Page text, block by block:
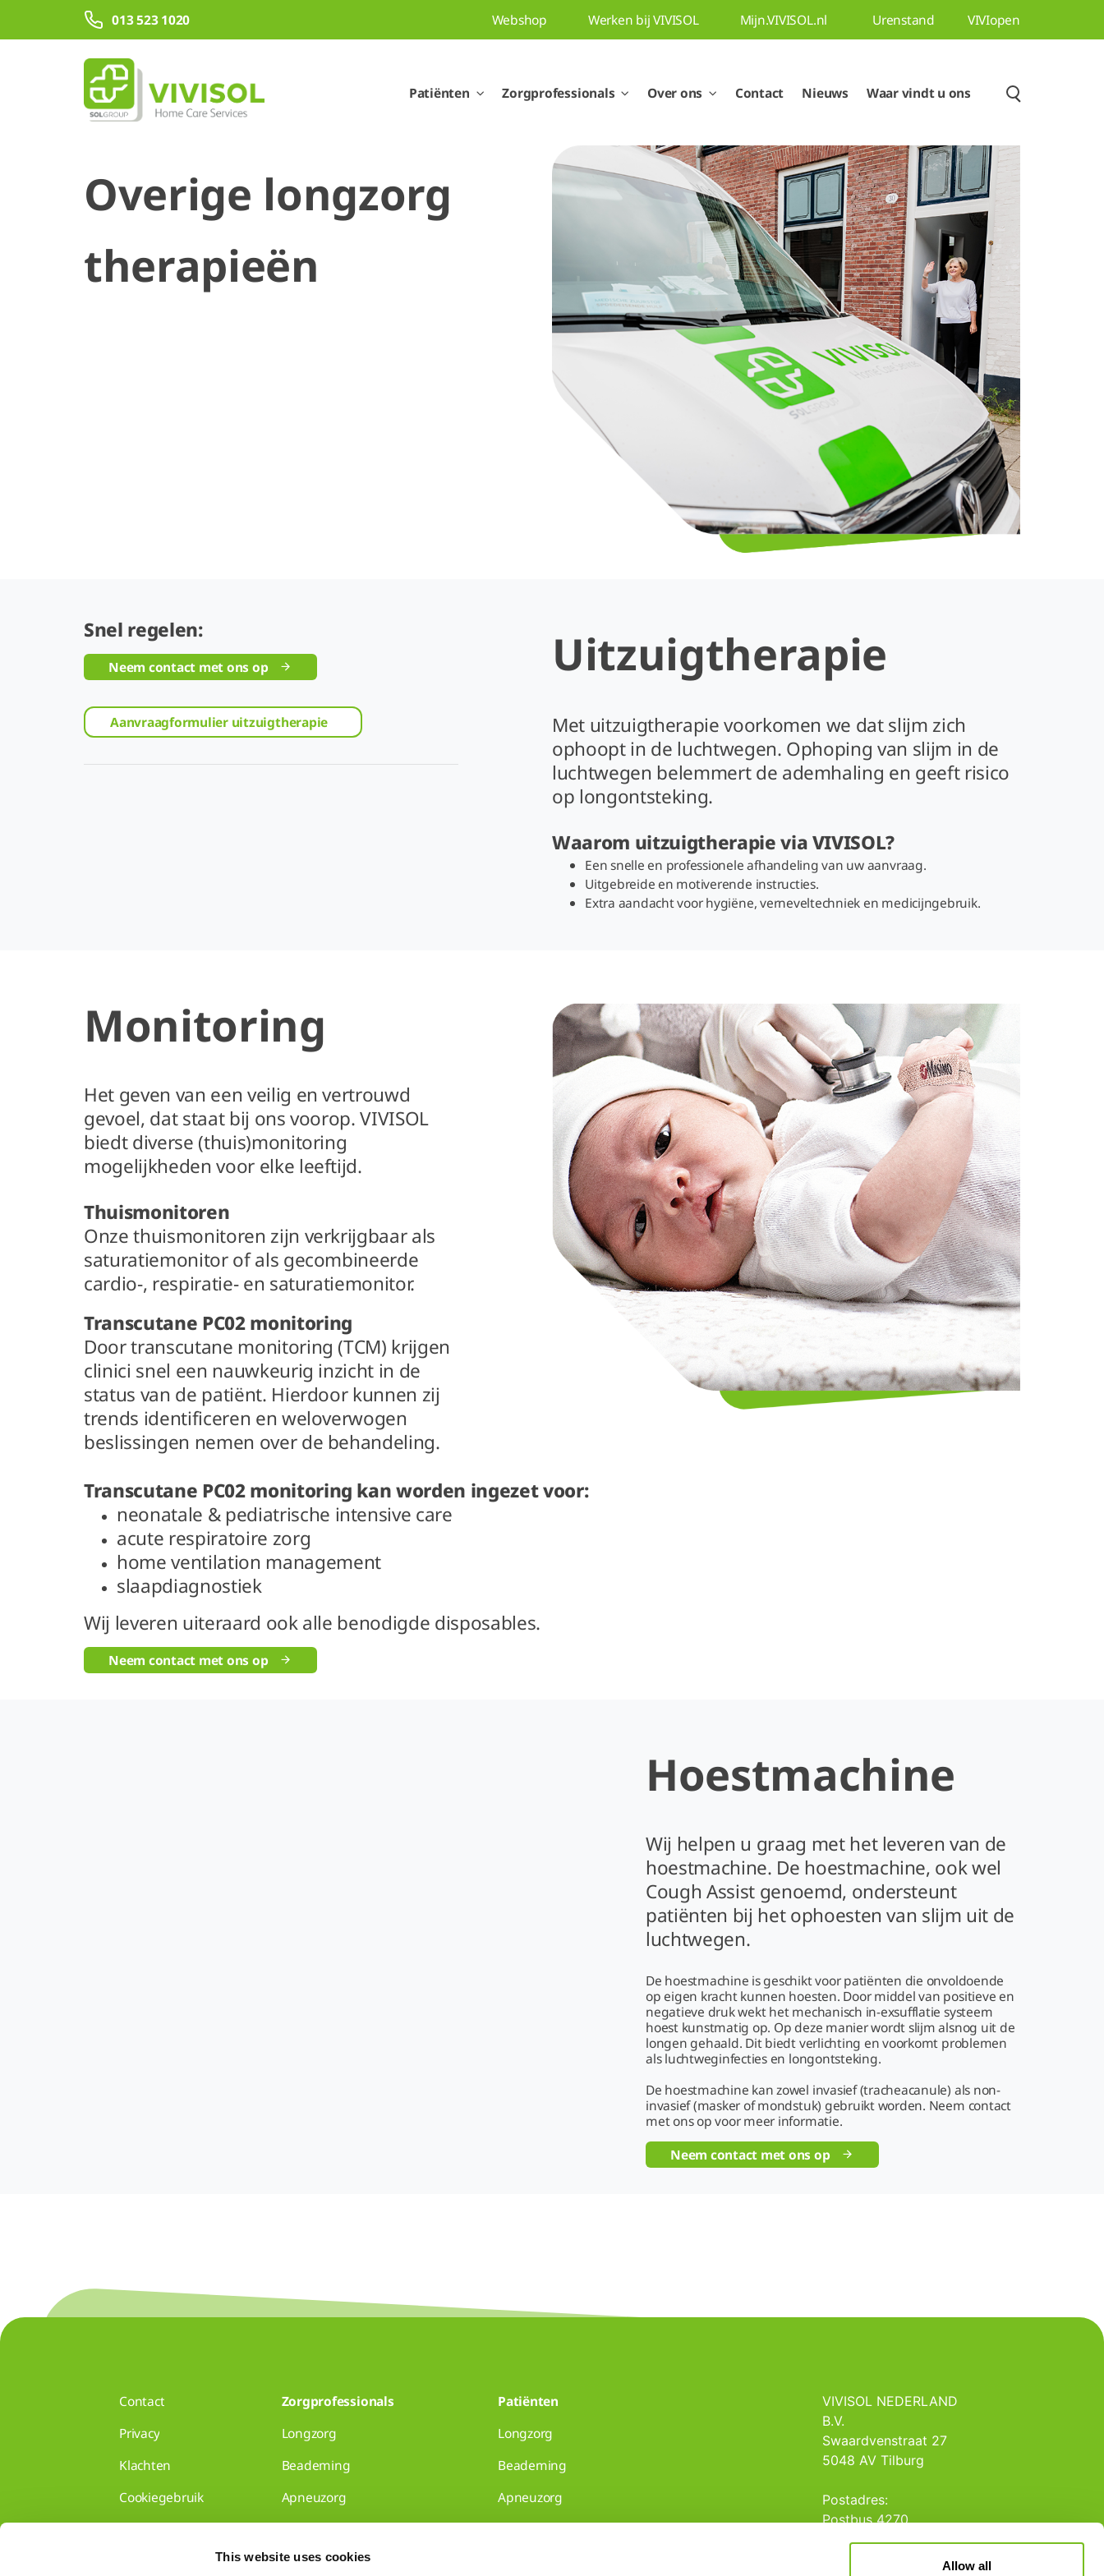
This website uses cookies
Allow all
Overslaan en naar hoofdinhoud gaan
013 523 1020 Webshop Werken bij VIVISOL Mijn.VIVISOL.nl Urenstand VIVIopen
Patiënten Zorgprofessionals Over ons Contact Nieuws Waar vindt u ons
Overige longzorg
therapieën
Snel regelen:
Neem contact met ons op
Aanvraagformulier uitzuigtherapie
Uitzuigtherapie
Met uitzuigtherapie voorkomen we dat slijm zich
ophoopt in de luchtwegen. Ophoping van slijm in de
luchtwegen belemmert de ademhaling en geeft risico
op longontsteking.
Waarom uitzuigtherapie via VIVISOL?
Een snelle en professionele afhandeling van uw aanvraag.
Uitgebreide en motiverende instructies.
Extra aandacht voor hygiëne, verneveltechniek en medicijngebruik.
Monitoring
Het geven van een veilig en vertrouwd
gevoel, dat staat bij ons voorop. VIVISOL
biedt diverse (thuis)monitoring
mogelijkheden voor elke leeftijd.
Thuismonitoren
Onze thuismonitoren zijn verkrijgbaar als
saturatiemonitor of als gecombineerde
cardio-, respiratie- en saturatiemonitor.
Transcutane PC02 monitoring
Door transcutane monitoring (TCM) krijgen
clinici snel een nauwkeurig inzicht in de
status van de patiënt. Hierdoor kunnen zij
trends identificeren en weloverwogen
beslissingen nemen over de behandeling.
Transcutane PC02 monitoring kan worden ingezet voor:
neonatale & pediatrische intensive care
acute respiratoire zorg
home ventilation management
slaapdiagnostiek
Wij leveren uiteraard ook alle benodigde disposables.
Neem contact met ons op
Hoestmachine
Wij helpen u graag met het leveren van de
hoestmachine. De hoestmachine, ook wel
Cough Assist genoemd, ondersteunt
patiënten bij het ophoesten van slijm uit de
luchtwegen.
De hoestmachine is geschikt voor patiënten die onvoldoende
op eigen kracht kunnen hoesten. Door middel van positieve en
negatieve druk wekt het mechanisch in-exsufflatie systeem
hoest kunstmatig op. Op deze manier wordt slijm alsnog uit de
longen gehaald. Dit biedt verlichting en voorkomt problemen
als luchtweginfecties en longontsteking.
De hoestmachine kan zowel invasief (tracheacanule) als non-
invasief (masker of mondstuk) gebruikt worden. Neem contact
met ons op voor meer informatie.
Neem contact met ons op
Contact
Privacy
Klachten
Cookiegebruik
Zorgprofessionals
Longzorg
Beademing
Apneuzorg
Patiënten
Longzorg
Beademing
Apneuzorg
VIVISOL NEDERLAND
B.V.
Swaardvenstraat 27
5048 AV Tilburg
Postadres:
Postbus 4270
5004 JG Tilburg